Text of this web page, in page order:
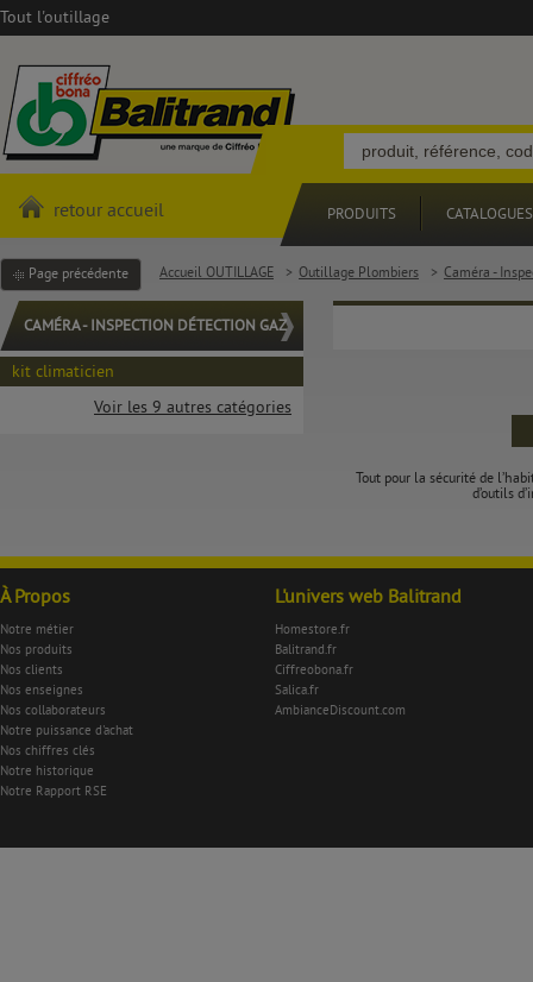
Tout l'outillage
retour accueil PRODUITS CATALOGUES
Page précédente Accueil OUTILLAGE > Outillage Plombiers > Caméra -
CAMÉRA - INSPECTION DÉTECTION GAZ
kit climaticien
Voir les 9 autres catégories
Tout pour la sécurité de
d’outils
À Propos
Notre métier
Nos produits
Nos clients
Nos enseignes
Nos collaborateurs
Notre puissance d'achat
Nos chiffres clés
Notre historique
Notre Rapport RSE
L'univers web Balitrand
Homestore.fr
Balitrand.fr
Ciffreobona.fr
Salica.fr
AmbianceDiscount.com